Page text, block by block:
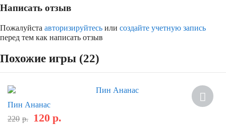
Написать отзыв
Пожалуйста авторизируйтесь или создайте учетную запись
перед тем как написать отзыв
Похожие игры (22)
Пин Ананас
220 р. 120 р.